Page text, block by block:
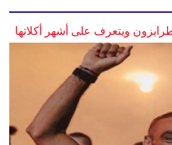
ويتعرف على أشهر أكلاتها